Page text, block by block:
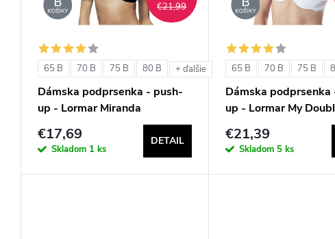
d
€21,99
65 B 70 B 75 B 80 B + ďalšie
Dámska podprsenka - push-
up - Lormar Miranda
€17,69
Skladom 1 ks
DETAIL
65 B 70 B 75 B
Dámska podprsenka
up - Lormar My
€21,39
Skladom 5 ks